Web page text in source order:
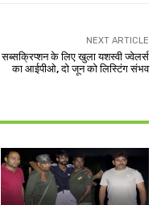
NEXT ARTICLE
सब्सक्रिप्शन के लिए खुला यशस्वी ज्वेलर्स
का आईपीओ, दो जून को लिस्टिंग संभव